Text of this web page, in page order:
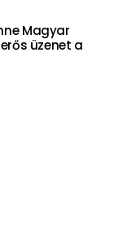
Magyar
üzenet a